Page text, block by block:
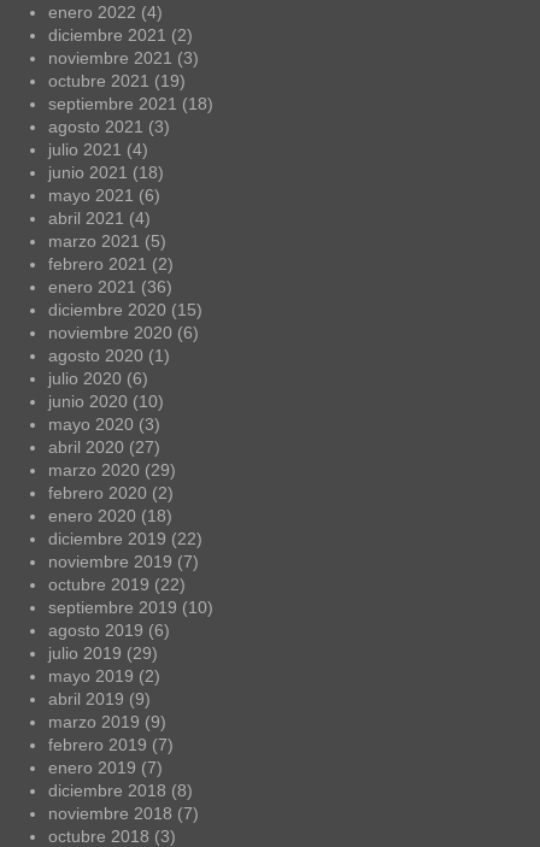
enero 2022 (4)
diciembre 2021 (2)
noviembre 2021 (3)
octubre 2021 (19)
septiembre 2021 (18)
agosto 2021 (3)
julio 2021 (4)
junio 2021 (18)
mayo 2021 (6)
abril 2021 (4)
marzo 2021 (5)
febrero 2021 (2)
enero 2021 (36)
diciembre 2020 (15)
noviembre 2020 (6)
agosto 2020 (1)
julio 2020 (6)
junio 2020 (10)
mayo 2020 (3)
abril 2020 (27)
marzo 2020 (29)
febrero 2020 (2)
enero 2020 (18)
diciembre 2019 (22)
noviembre 2019 (7)
octubre 2019 (22)
septiembre 2019 (10)
agosto 2019 (6)
julio 2019 (29)
mayo 2019 (2)
abril 2019 (9)
marzo 2019 (9)
febrero 2019 (7)
enero 2019 (7)
diciembre 2018 (8)
noviembre 2018 (7)
octubre 2018 (3)